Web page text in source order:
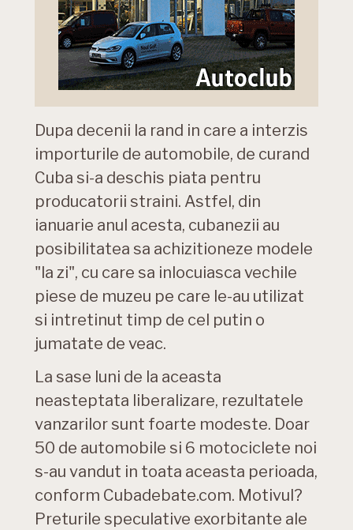
Dupa decenii la rand in care a interzis
importurile de automobile, de curand
Cuba si-a deschis piata pentru
producatorii straini. Astfel, din
ianuarie anul acesta, cubanezii au
posibilitatea sa achizitioneze modele
"la zi", cu care sa inlocuiasca vechile
piese de muzeu pe care le-au utilizat
si intretinut timp de cel putin o
jumatate de veac.
La sase luni de la aceasta
neasteptata liberalizare, rezultatele
vanzarilor sunt foarte modeste. Doar
50 de automobile si 6 motociclete noi
s-au vandut in toata aceasta perioada,
conform Cubadebate.com. Motivul?
Preturile speculative exorbitante ale